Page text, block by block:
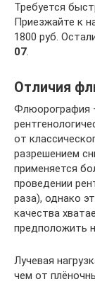
Требуется
Приезжайте к
1800 руб.
07.
Отличия
Флюорография
от
разрешением
применяется
проведении
раза), однако
качества
предположить
Лучевая
чем от